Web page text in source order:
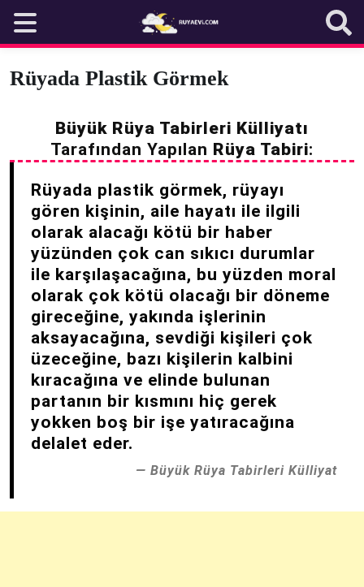
content
Rüyada Plastik Görmek
Büyük Rüya Tabirleri Külliyatı
Tarafından Yapılan Rüya Tabiri:
Rüyada plastik görmek, rüyayı
gören kişinin, aile hayatı ile ilgili
olarak alacağı kötü bir haber
yüzünden çok can sıkıcı durumlar
ile karşılaşacağına, bu yüzden moral
olarak çok kötü olacağı bir döneme
gireceğine, yakında işlerinin
aksayacağına, sevdiği kişileri çok
üzeceğine, bazı kişilerin kalbini
kıracağına ve elinde bulunan
partanın bir kısmını hiç gerek
yokken boş bir işe yatıracağına
delalet eder.
Büyük Rüya Tabirleri Külliyat